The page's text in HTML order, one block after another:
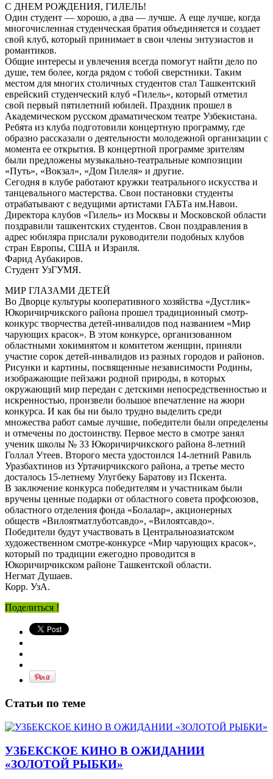
С ДНЕМ РОЖДЕНИЯ, ГИЛЕЛЬ!
Один студент — хорошо, а два — лучше. А еще лучше, когда
многочисленная студенческая братия объединяется и создает
свой клуб, который принимает в свои члены энтузиастов и
романтиков.
Общие интересы и увлечения всегда помогут найти дело по
душе, тем более, когда рядом с тобой сверстники. Таким
местом для многих столичных студентов стал Ташкентский
еврейский студенческий клуб «Гилель», который отметил
свой первый пятилетний юбилей. Праздник прошел в
Академическом русском драматическом театре Узбекистана.
Ребята из клуба подготовили концертную программу, где
образно рассказали о деятельности молодежной организации с
момента ее открытия. В концертной программе зрителям
были предложены музыкально-театральные композиции
«Путь», «Вокзал», «Дом Гилеля» и другие.
Сегодня в клубе работают кружки театрального искусства и
танцевального мастерства. Свои постановки студенты
отрабатывают с ведущими артистами ГАБТа им.Навои.
Директора клубов «Гилель» из Москвы и Московской области
поздравили ташкентских студентов. Свои поздравления в
адрес юбиляра прислали руководители подобных клубов
стран Европы, США и Израиля.
Фарид Аубакиров.
Студент УзГУМЯ.
МИР ГЛАЗАМИ ДЕТЕЙ
Во Дворце культуры кооперативного хозяйства «Дустлик»
Юкоричирчикского района прошел традиционный смотр-
конкурс творчества детей-инвалидов под названием «Мир
чарующих красок». В этом конкурсе, организованном
областными хокимиятом и комитетом женщин, приняли
участие сорок детей-инвалидов из разных городов и районов.
Рисунки и картины, посвященные независимости Родины,
изображающие пейзажи родной природы, в которых
окружающий мир передан с детскими непосредственностью и
искренностью, произвели большое впечатление на жюри
конкурса. И как бы ни было трудно выделить среди
множества работ самые лучшие, победители были определены
и отмечены по достоинству. Первое место в смотре занял
ученик школы № 33 Юкоричирчикского района 8-летний
Голлал Утеев. Второго места удостоился 14-летний Равиль
Уразбахтинов из Уртачирчикского района, а третье место
досталось 15-летнему Улугбеку Баратову из Пскента.
В заключение конкурса победителям и участникам были
вручены ценные подарки от областного совета профсоюзов,
областного отделения фонда «Болалар», акционерных
обществ «Вилоятматлуботсавдо», «Вилоятсавдо».
Победители будут участвовать в Центральноазиатском
художественном смотре-конкурсе «Мир чарующих красок»,
который по традиции ежегодно проводится в
Юкоричирчикском районе Ташкентской области.
Негмат Душаев.
Корр. УзА.
Поделиться !
Статьи по теме
УЗБЕКСКОЕ КИНО В ОЖИДАНИИ
«ЗОЛОТОЙ РЫБКИ»